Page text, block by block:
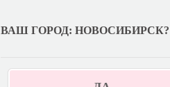
ВАШ ГОРОД: НОВОСИБИРСК?